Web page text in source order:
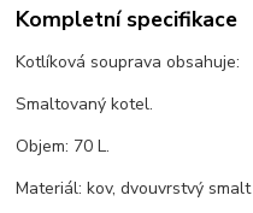
Kompletní specifikace
Kotlíková souprava obsahuje:
Smaltovaný kotel.
Objem: 70 L.
Materiál: kov, dvouvrstvý smalt